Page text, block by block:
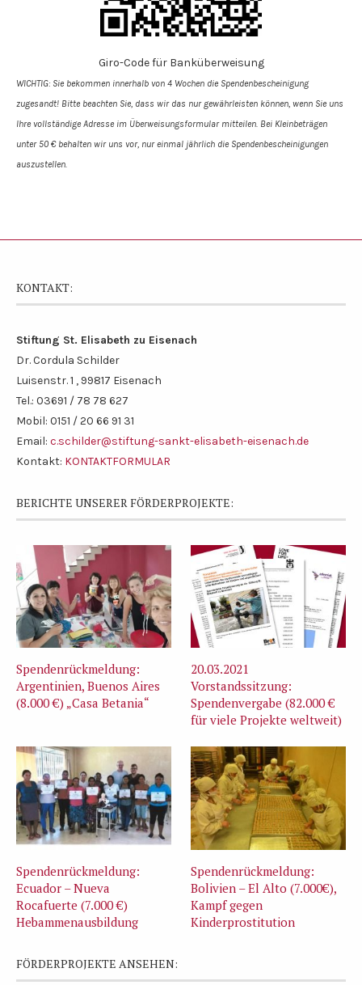
Giro-Code für Banküberweisung
WICHTIG: Sie bekommen innerhalb von 4 Wochen die Spendenbe­scheinigung
zugesandt! Bitte beachten Sie, dass wir das nur gewährleisten können, wenn Sie uns
Ihre vollständige Adresse im Überweisungs­formular mitteilen. Bei Kleinbeträgen
unter 50 € behalten wir uns vor, nur einmal jährlich die Spendenbescheinigungen
auszustellen.
KONTAKT:
Stiftung St. Elisabeth zu Eisenach
Dr. Cordula Schilder
Luisenstr. 1 , 99817 Eisenach
Tel.: 03691 / 78 78 627
Mobil: 0151 / 20 66 91 31
Email: c.schilder@stiftung-sankt-elisabeth-eisenach.de
Kontakt: KONTAKTFORMULAR
BERICHTE UNSERER FÖRDERPROJEKTE:
Spendenrückmeldung:
Argentinien, Buenos Aires
(8.000 €) „Casa Betania“
20.03.2021
Vorstandssitzung:
Spendenvergabe (82.000 €
für viele Projekte weltweit)
Spendenrückmeldung:
Ecuador – Nueva
Rocafuerte (7.000 €)
Hebammenausbildung
Spendenrückmeldung:
Bolivien – El Alto (7.000€),
Kampf gegen
Kinderprostitution
FÖRDERPROJEKTE ANSEHEN: